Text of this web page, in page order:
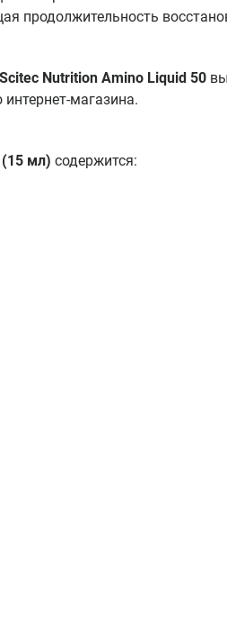
продолжительность
Scitec Nutrition Amino Liquid 50
магазина.
мл) содержится: